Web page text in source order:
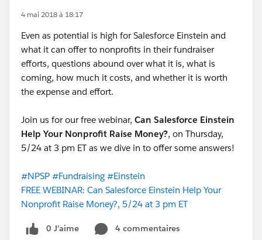
4 mai 2018 à 18:17
Even as potential is high for Salesforce Einstein and
what it can offer to nonprofits in their fundraiser
efforts, questions abound over what it is, what is
coming, how much it costs, and whether it is worth
the expense and effort.
Join us for our free webinar, Can Salesforce Einstein
Help Your Nonprofit Raise Money?, on Thursday,
5/24 at 3 pm ET as we dive in to offer some answers!
#NPSP #Fundraising #Einstein
FREE WEBINAR: Can Salesforce Einstein Help Your
Nonprofit Raise Money?, 5/24 at 3 pm ET
0 J’aime
4 commentaires